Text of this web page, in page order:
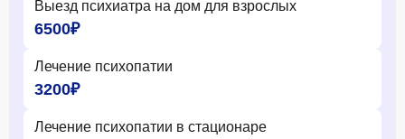
Выезд психиатра на дом для взрослых
6500₽
Лечение психопатии
3200₽
Лечение психопатии в стационаре